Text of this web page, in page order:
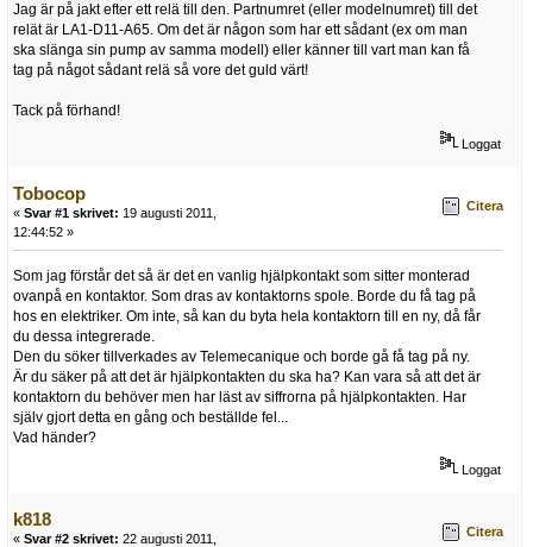
Jag är på jakt efter ett relä till den. Partnumret (eller modelnumret) till det
relät är LA1-D11-A65. Om det är någon som har ett sådant (ex om man
ska slänga sin pump av samma modell) eller känner till vart man kan få
tag på något sådant relä så vore det guld värt!
Tack på förhand!
Loggat
Tobocop
« Svar #1 skrivet: 19 augusti 2011,
12:44:52 »
Citera
Som jag förstår det så är det en vanlig hjälpkontakt som sitter monterad
ovanpå en kontaktor. Som dras av kontaktorns spole. Borde du få tag på
hos en elektriker. Om inte, så kan du byta hela kontaktorn till en ny, då får
du dessa integrerade.
Den du söker tillverkades av Telemecanique och borde gå få tag på ny.
Är du säker på att det är hjälpkontakten du ska ha? Kan vara så att det är
kontaktorn du behöver men har läst av siffrorna på hjälpkontakten. Har
själv gjort detta en gång och beställde fel...
Vad händer?
Loggat
k818
« Svar #2 skrivet: 22 augusti 2011,
Citera